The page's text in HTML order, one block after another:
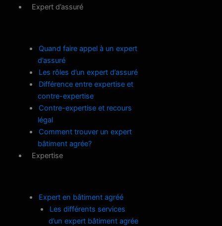
Expert d’assuré
Quand faire appel à un expert
d’assuré
Les rôles d’un expert d’assuré
Différence entre expertise et
contre-expertise
Contre-expertise et recours
légal
Comment trouver un expert
bâtiment agrée?
Expertise
Expert en bâtiment agréé
Les différents services
d’un expert bâtiment agrée